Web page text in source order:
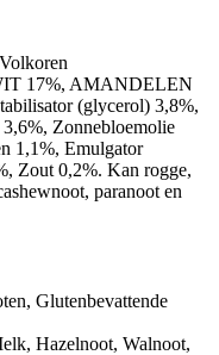
17%, AMANDELEN
(glycerol) 3,8%,
Zonnebloemolie
1,1%, Emulgator
Zout 0,2%. Kan rogge,
paranoot en
Glutenbevattende
Hazelnoot, Walnoot,